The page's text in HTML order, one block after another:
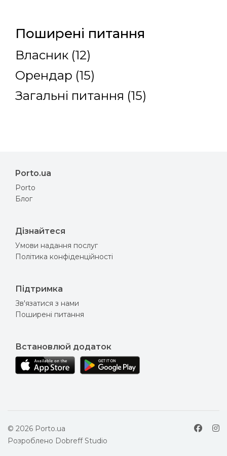
Поширені питання
Власник (12)
Орендар (15)
Загальні питання (15)
Porto.ua
Porto
Блог
Дізнайтеся
Умови надання послуг
Політика конфіденційності
Підтримка
Зв'язатися з нами
Поширені питання
Встановлюй додаток
© 2026 Porto.ua
Розроблено Dobreff Studio